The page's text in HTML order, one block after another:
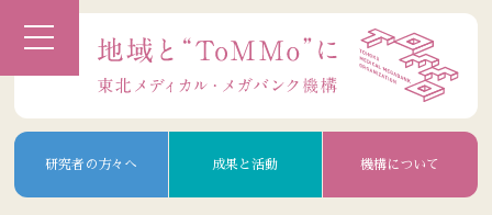
研究者の方々へ 成果と活動 機構について